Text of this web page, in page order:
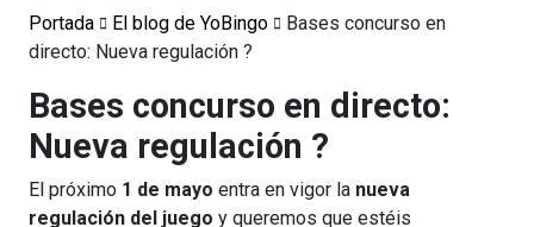
Portada El blog de YoBingo
Bases concurso en
directo: Nueva regulación ?
Bases concurso en directo:
Nueva regulación ?
El próximo 1 de mayo entra en vigor la nueva
regulación del juego y queremos que estéis